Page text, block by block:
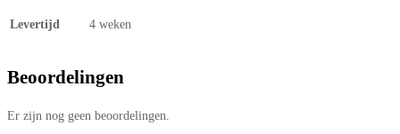
Levertijd 4 weken
Beoordelingen
Er zijn nog geen beoordelingen.